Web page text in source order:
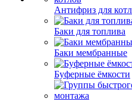
Антифриз для
Баки для топлива
Баки мембранные
Буферные ёмкости